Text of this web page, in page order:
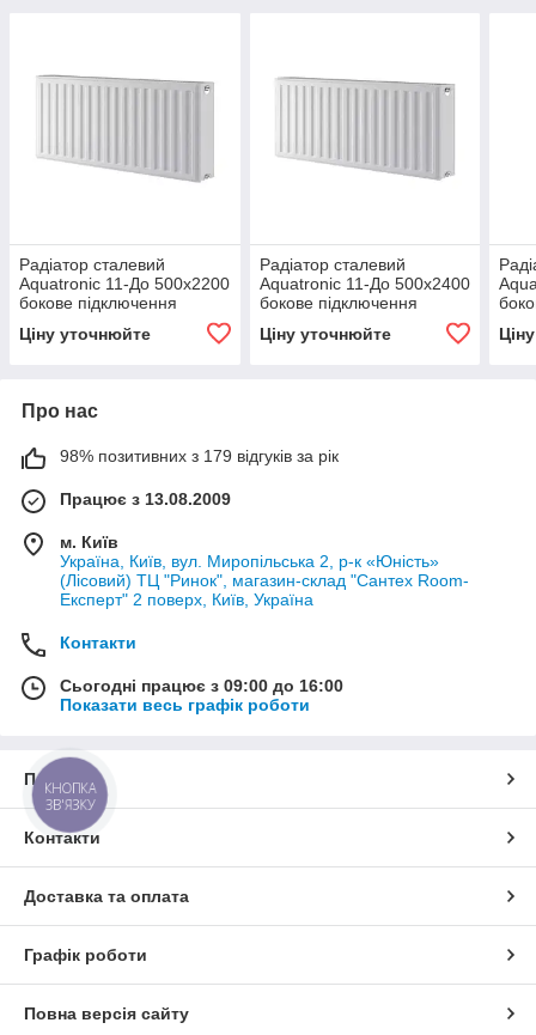
Радіатор сталевий
Aquatronic 11-До 500х2200
бокове підключення
Ціну уточнюйте
Радіатор сталевий
Aquatronic 11-До 500х2400
бокове підключення
Ціну уточнюйте
Про нас
98% позитивних з 179 відгуків за рік
Працює з 13.08.2009
м. Київ
Україна, Київ, вул. Миропільська 2, р-к «Юність»
(Лісовий) ТЦ "Ринок", магазин-склад "Сантех Room-
Експерт" 2 поверх, Київ, Україна
Контакти
Сьогодні працює з 09:00 до 16:00
Показати весь графік роботи
Про нас
Контакти
Доставка та оплата
Графік роботи
Повна версія сайту
КНОПКА
ЗВ'ЯЗКУ